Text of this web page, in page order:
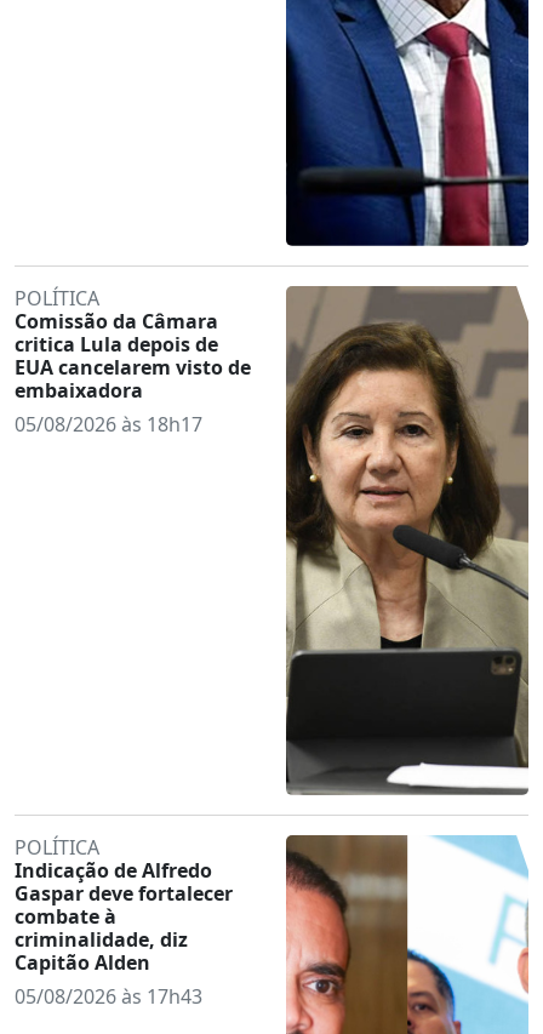
POLÍTICA
Comissão da Câmara
critica Lula depois de
EUA cancelarem visto de
embaixadora
05/08/2026 às 18h17
POLÍTICA
Indicação de Alfredo
Gaspar deve fortalecer
combate à
criminalidade, diz
Capitão Alden
05/08/2026 às 17h43